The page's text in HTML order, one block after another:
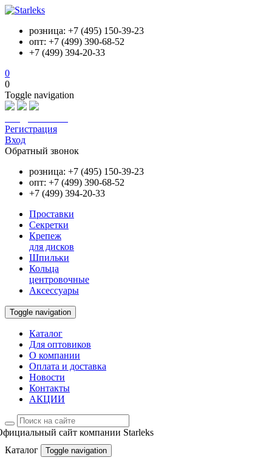
розница: +7 (495) 150-39-23
опт: +7 (499) 390-68-52
+7 (499) 394-20-33
0
0
Toggle navigation
Регистрация
Вход
Обратный звонок
розница: +7 (495) 150-39-23
опт: +7 (499) 390-68-52
+7 (499) 394-20-33
Проставки
Секретки
Крепеж
для дисков
Шпильки
Кольца
центровочные
Аксессуары
Toggle navigation
Каталог
Для оптовиков
О компании
Оплата и доставка
Новости
Контакты
АКЦИИ
сайт компании Starleks
Каталог
Toggle navigation